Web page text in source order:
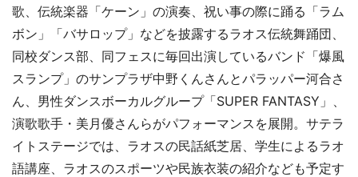
歌、伝統楽器「ケーン」の演奏、祝い事の際に踊る「ラム
ボン」「バサロップ」などを披露するラオス伝統舞踊団、
同校ダンス部、同フェスに毎回出演しているバンド「爆風
スランプ」のサンプラザ中野くんさんとパラッパー河合さ
ん、男性ダンスボーカルグループ「SUPER FANTASY」、
演歌歌手・美月優さんらがパフォーマンスを展開。サテラ
イトステージでは、ラオスの民話紙芝居、学生によるラオ
語講座、ラオスのスポーツや民族衣装の紹介なども予定す